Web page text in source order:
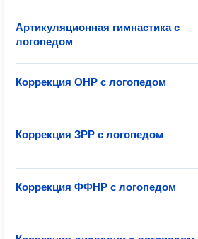
Артикуляционная гимнастика с
логопедом
Коррекция ОНР с логопедом
Коррекция ЗРР с логопедом
Коррекция ФФНР с логопедом